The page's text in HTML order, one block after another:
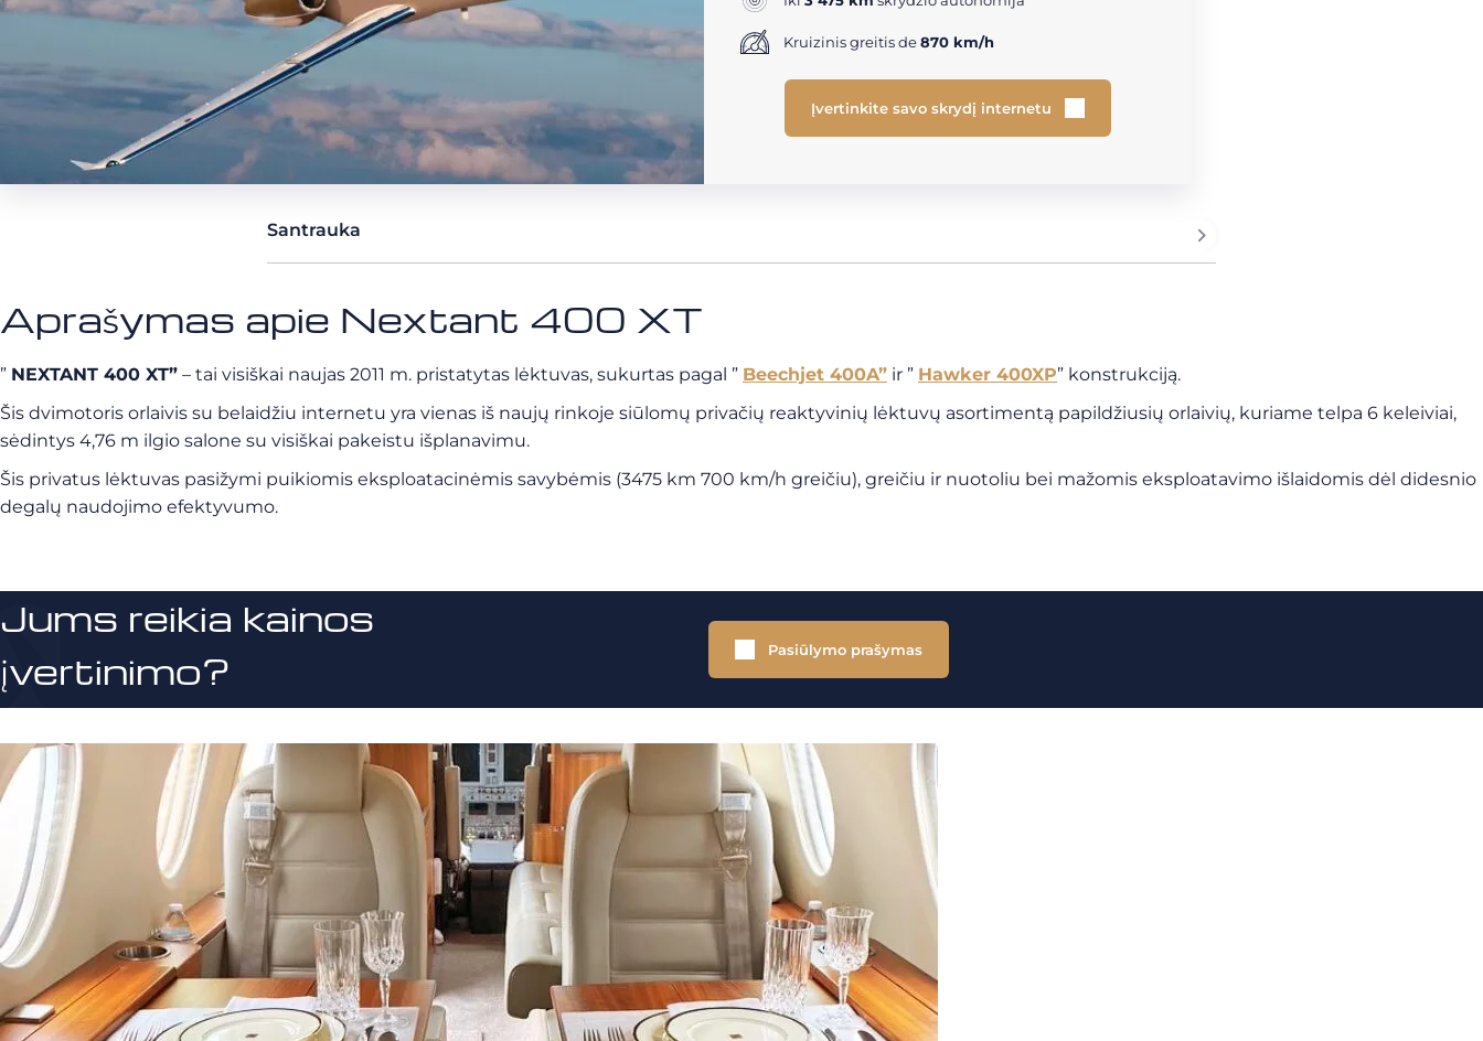
Kruizinis greitis de870 km/h
Įvertinkite savo skrydį internetu
Santrauka
Aprašymas apie Nextant 400 XT
” NEXTANT 400 XT” – tai visiškai naujas 2011 m. pristatytas lėktuvas, sukurtas pagal ” Beechjet 400A” ir ” Hawker 400XP” konstrukciją.
Šis dvimotoris orlaivis su belaidžiu internetu yra vienas iš naujų rinkoje siūlomų privačių reaktyvinių lėktuvų asortimentą papildžiusių orlaivių, kuriame telpa 6 keleiviai,
sėdintys 4,76 m ilgio salone su visiškai pakeistu išplanavimu.
Šis privatus lėktuvas pasižymi puikiomis eksploatacinėmis savybėmis (3475 km 700 km/h greičiu), greičiu ir nuotoliu bei mažomis eksploatavimo išlaidomis dėl didesnio
degalų naudojimo efektyvumo.
Jums reikia kainos
įvertinimo?
Pasiūlymo prašymas